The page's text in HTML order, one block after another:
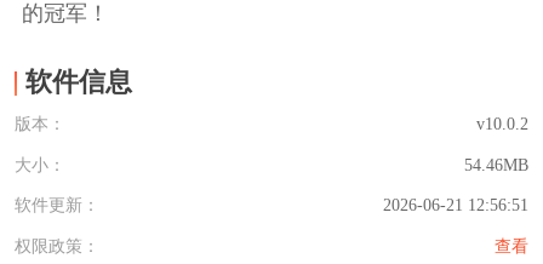
的冠军！
软件信息
版本： v10.0.2
大小： 54.46MB
软件更新： 2026-06-21 12:56:51
权限政策： 查看